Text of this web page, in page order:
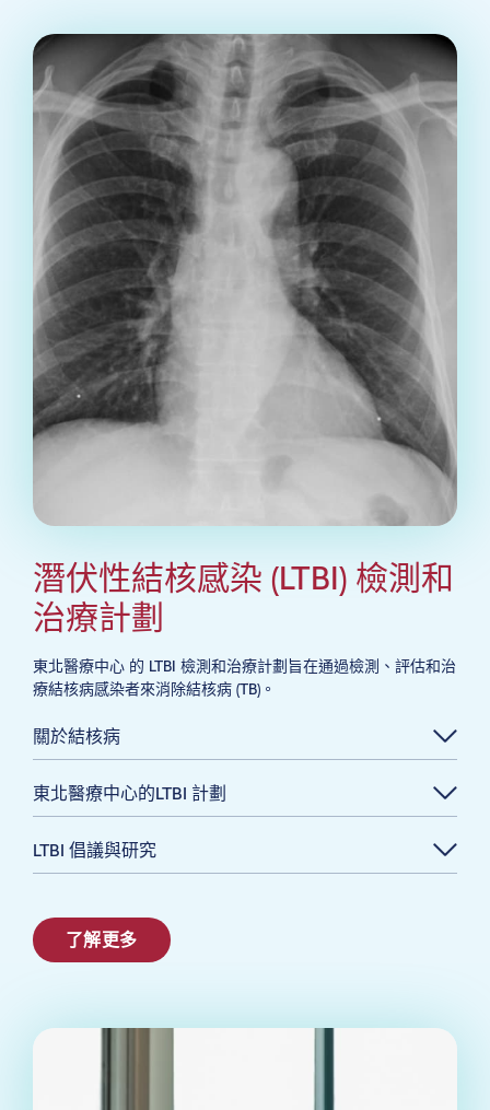
潛伏性結核感染 (LTBI) 檢測和
治療計劃
東北醫療中心 的 LTBI 檢測和治療計劃旨在通過檢測、評估和治
療結核病感染者來消除結核病 (TB)。
關於結核病
東北醫療中心的LTBI 計劃
LTBI 倡議與研究
了解更多